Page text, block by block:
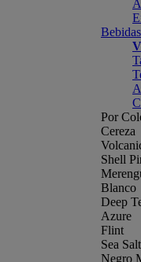
Bebidas
Por
Cereza
Shell
Blanco
Deep
Azure
Flint
Sea Salt
Negro